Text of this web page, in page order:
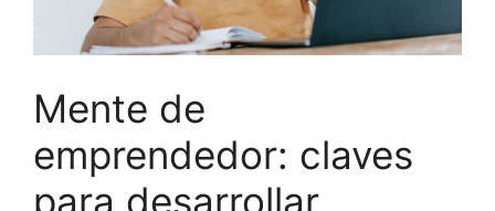
Mente de
emprendedor: claves
para desarrollar